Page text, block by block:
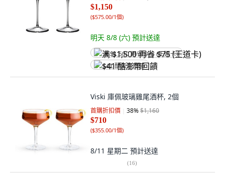
$1,150
($575.00/1個)
明天 8/8 (六) 預計送達
满 $1,500 再省 $75 (王道卡)
$41 酷澎幣回饋
Viski 庫佩玻璃雞尾酒杯, 2個
首購折扣價 38%$1,160
$710
($355.00/1個)
8/11 星期二 預計送達
(16)